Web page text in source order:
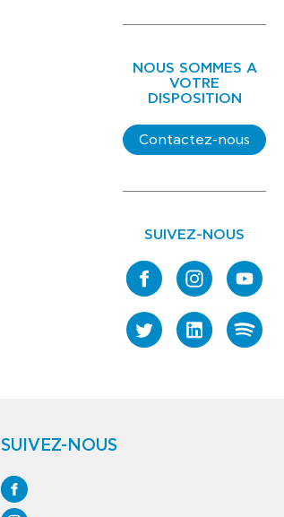
NOUS SOMMES A
VOTRE
DISPOSITION
Contactez-nous
SUIVEZ-NOUS
SUIVEZ-NOUS